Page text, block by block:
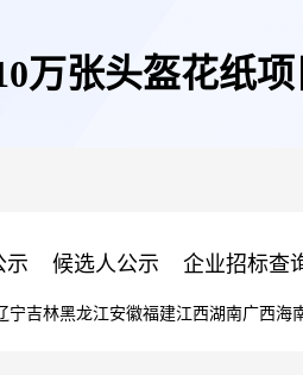
万张头盔花纸项
示 候选人公示 企业招标查
宁吉林黑龙江安徽福建江西湖南广西海